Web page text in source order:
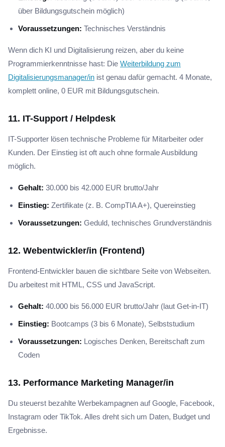
über Bildungsgutschein möglich)
Voraussetzungen: Technisches Verständnis
Wenn dich KI und Digitalisierung reizen, aber du keine
Programmierkenntnisse hast: Die Weiterbildung zum
Digitalisierungsmanager/in ist genau dafür gemacht. 4 Monate,
komplett online, 0 EUR mit Bildungsgutschein.
11. IT-Support / Helpdesk
IT-Supporter lösen technische Probleme für Mitarbeiter oder
Kunden. Der Einstieg ist oft auch ohne formale Ausbildung
möglich.
Gehalt: 30.000 bis 42.000 EUR brutto/Jahr
Einstieg: Zertifikate (z. B. CompTIA A+), Quereinstieg
Voraussetzungen: Geduld, technisches Grundverständnis
12. Webentwickler/in (Frontend)
Frontend-Entwickler bauen die sichtbare Seite von Webseiten.
Du arbeitest mit HTML, CSS und JavaScript.
Gehalt: 40.000 bis 56.000 EUR brutto/Jahr (laut Get-in-IT)
Einstieg: Bootcamps (3 bis 6 Monate), Selbststudium
Voraussetzungen: Logisches Denken, Bereitschaft zum
Coden
13. Performance Marketing Manager/in
Du steuerst bezahlte Werbekampagnen auf Google, Facebook,
Instagram oder TikTok. Alles dreht sich um Daten, Budget und
Ergebnisse.